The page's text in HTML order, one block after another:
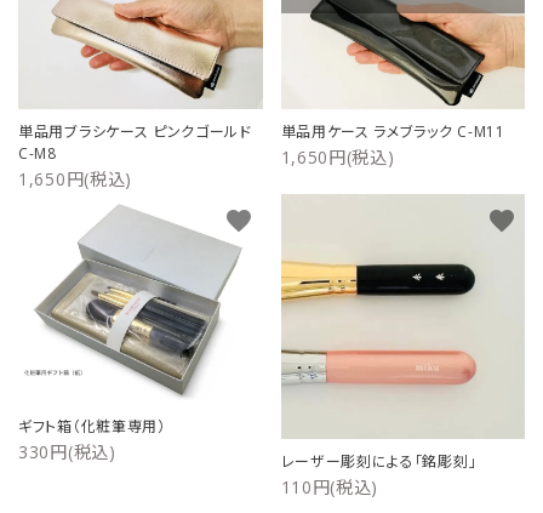
単品用ブラシケース ピンクゴールド
C-M8
1,650円(税込)
単品用ケース ラメブラック C-M11
1,650円(税込)
ギフト箱（化粧筆専用）
330円(税込)
favorite
レーザー彫刻による「銘彫刻」
110円(税込)
favorite